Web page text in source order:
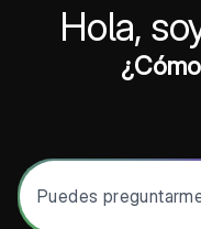
Hola,